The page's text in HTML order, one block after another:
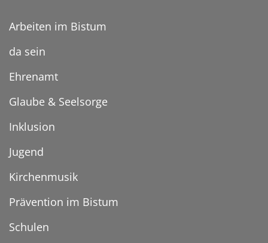
Arbeiten im Bistum
da sein
Ehrenamt
Glaube & Seelsorge
Inklusion
Jugend
Kirchenmusik
Prävention im Bistum
Schulen